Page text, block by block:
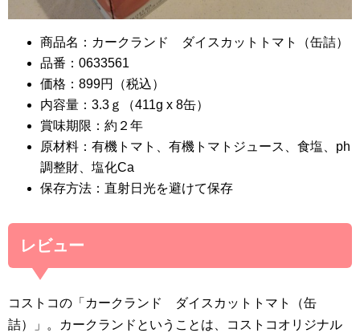
商品名：カークランド ダイスカットトマト（缶詰）
品番：0633561
価格：899円（税込）
内容量：3.3ｇ（411g x 8缶）
賞味期限：約２年
原材料：有機トマト、有機トマトジュース、食塩、ph
調整財、塩化Ca
保存方法：直射日光を避けて保存
レビュー
コストコの「カークランド ダイスカットトマト（缶
詰）」。カークランドということは、コストコオリジナル